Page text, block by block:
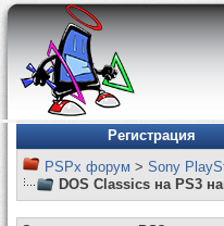
Регистрация
PSPx форум > Sony
DOS Classics на PS3